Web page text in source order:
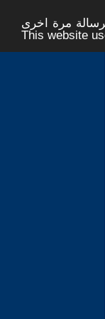
مرة اخرى -
This website